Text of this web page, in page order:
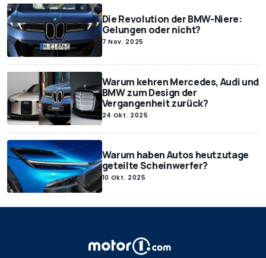
Die Revolution der BMW-Niere:
Gelungen oder nicht?
7 Nov. 2025
Warum kehren Mercedes, Audi und
BMW zum Design der
Vergangenheit zurück?
24 Okt. 2025
Warum haben Autos heutzutage
geteilte Scheinwerfer?
10 Okt. 2025